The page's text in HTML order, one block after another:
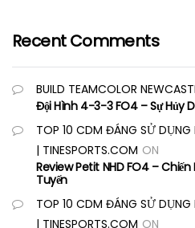
Recent Comments
BUILD TEAMCOLOR
Đội Hình 4-3-3 FO4 – Sự Hủy
TOP 10 CDM ĐÁNG SỬ
| TINESPORTS.COM ON
Review Petit NHD FO4 –
Tuyến
TOP 10 CDM ĐÁNG SỬ
| TINESPORTS.COM ON